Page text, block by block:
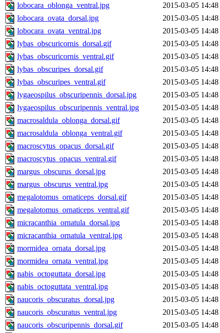
lobocara_oblonga_ventral.jpg
2015-03-05 14:48
lobocara_ovata_dorsal.jpg
2015-03-05 14:48
lobocara_ovata_ventral.jpg
2015-03-05 14:48
lybas_obscuricornis_dorsal.gif
2015-03-05 14:48
lybas_obscuricornis_ventral.gif
2015-03-05 14:48
lybas_obscuripes_dorsal.gif
2015-03-05 14:48
lybas_obscuripes_ventral.gif
2015-03-05 14:48
lygaeospilus_obscuripennis_dorsal.jpg
2015-03-05 14:48
lygaeospilus_obscuripennis_ventral.jpg
2015-03-05 14:48
macrosaldula_oblonga_dorsal.gif
2015-03-05 14:48
macrosaldula_oblonga_ventral.gif
2015-03-05 14:48
macroscytus_opacus_dorsal.gif
2015-03-05 14:48
macroscytus_opacus_ventral.gif
2015-03-05 14:48
margus_obscurus_dorsal.jpg
2015-03-05 14:48
margus_obscurus_ventral.jpg
2015-03-05 14:48
megalotomus_ornaticeps_dorsal.gif
2015-03-05 14:48
megalotomus_ornaticeps_ventral.gif
2015-03-05 14:48
micracanthia_ornatula_dorsal.jpg
2015-03-05 14:48
micracanthia_ornatula_ventral.jpg
2015-03-05 14:48
mormidea_ornata_dorsal.jpg
2015-03-05 14:48
mormidea_ornata_ventral.jpg
2015-03-05 14:48
nabis_octoguttata_dorsal.jpg
2015-03-05 14:48
nabis_octoguttata_ventral.jpg
2015-03-05 14:48
naucoris_obscuratus_dorsal.jpg
2015-03-05 14:48
naucoris_obscuratus_ventral.jpg
2015-03-05 14:48
naucoris_obscuripennis_dorsal.gif
2015-03-05 14:48